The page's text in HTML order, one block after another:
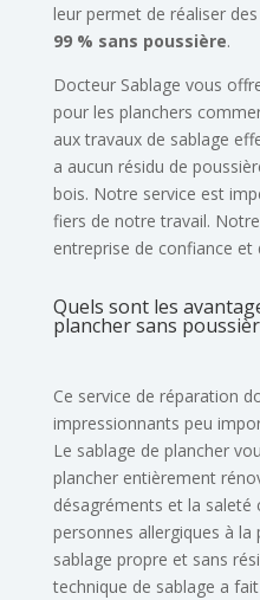
leur permet de réaliser des
99 % sans poussière.
Docteur Sablage vous
pour les planchers
aux travaux de sablage
a aucun résidu de
bois. Notre service est
fiers de notre travail.
entreprise de confiance
Quels sont les
plancher sans
Ce service de réparation
impressionnants peu
Le sablage de plancher
plancher entièrement
désagréments et la saleté
personnes allergiques à la
sablage propre et sans
technique de sablage a